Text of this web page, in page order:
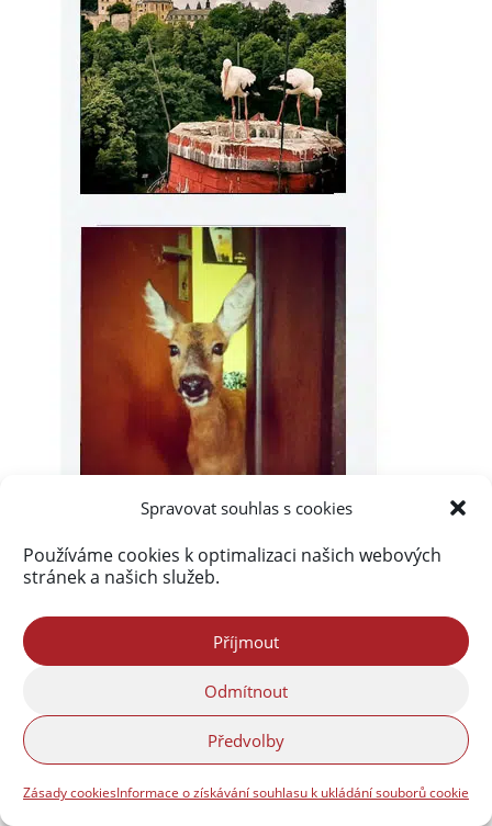
Spravovat souhlas s cookies
Používáme cookies k optimalizaci našich webových
stránek a našich služeb.
Příjmout
Odmítnout
Předvolby
Zásady cookiesInformace o získávání souhlasu k ukládání souborů cookie